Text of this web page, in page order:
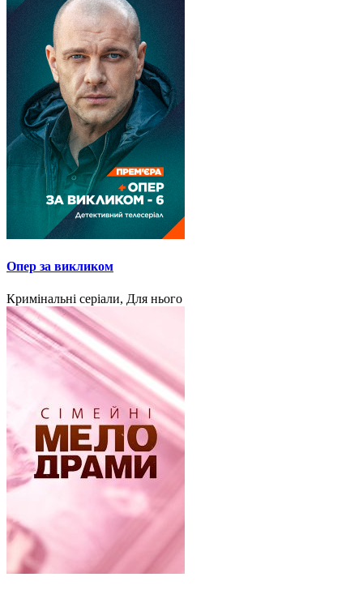
Опер за викликом
Кримінальні серіали, Для нього